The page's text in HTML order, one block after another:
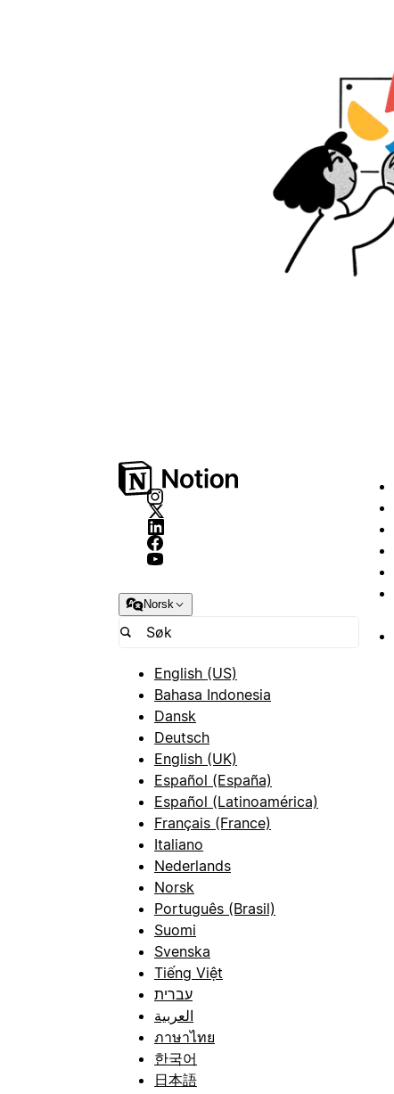
Norsk
English (US)
Bahasa Indonesia
Dansk
Deutsch
English (UK)
Español (España)
Español (Latinoamérica)
Français (France)
Italiano
Nederlands
Norsk
Português (Brasil)
Suomi
Svenska
Tiếng Việt
עברית
العربية
ภาษาไทย
한국어
日本語